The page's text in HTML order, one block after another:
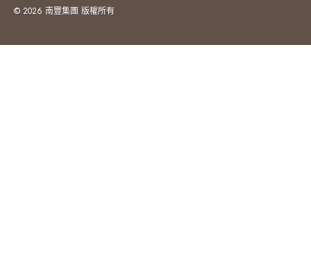
© 2026 南豐集團 版權所有